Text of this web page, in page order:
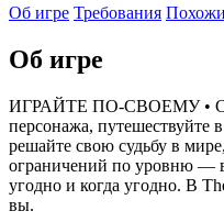
Об игре Требования
Об игре
ИГРАЙТЕ ПО-СВОЕМУ •
персонажа, путешествуйте
решайте свою судьбу в
ограничений по уровню —
угодно и когда угодно. В
вы.